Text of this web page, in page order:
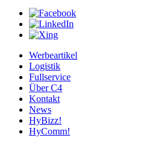
Werbeartikel
Logistik
Fullservice
Über C4
Kontakt
News
HyBizz!
HyComm!